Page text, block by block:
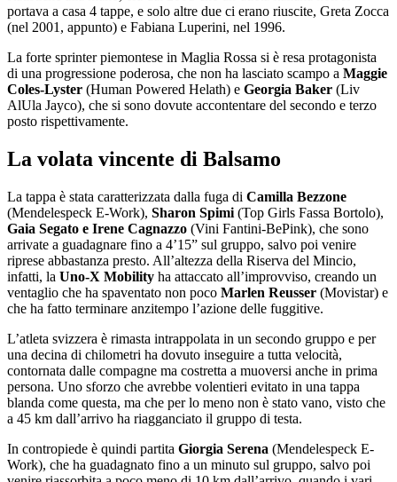
portava a casa 4 tappe, e solo altre due ci erano riuscite, Greta Zocca
(nel 2001, appunto) e Fabiana Luperini, nel 1996.
La forte sprinter piemontese in Maglia Rossa si è resa protagonista
di una progressione poderosa, che non ha lasciato scampo a Maggie
Coles-Lyster (Human Powered Helath) e Georgia Baker (Liv
AlUla Jayco), che si sono dovute accontentare del secondo e terzo
posto rispettivamente.
La volata vincente di Balsamo
La tappa è stata caratterizzata dalla fuga di Camilla Bezzone
(Mendelespeck E-Work), Sharon Spimi (Top Girls Fassa Bortolo),
Gaia Segato e Irene Cagnazzo (Vini Fantini-BePink), che sono
arrivate a guadagnare fino a 4’15” sul gruppo, salvo poi venire
riprese abbastanza presto. All’altezza della Riserva del Mincio,
infatti, la Uno-X Mobility ha attaccato all’improvviso, creando un
ventaglio che ha spaventato non poco Marlen Reusser (Movistar) e
che ha fatto terminare anzitempo l’azione delle fuggitive.
L’atleta svizzera è rimasta intrappolata in un secondo gruppo e per
una decina di chilometri ha dovuto inseguire a tutta velocità,
contornata dalle compagne ma costretta a muoversi anche in prima
persona. Uno sforzo che avrebbe volentieri evitato in una tappa
blanda come questa, ma che per lo meno non è stato vano, visto che
a 45 km dall’arrivo ha riagganciato il gruppo di testa.
In contropiede è quindi partita Giorgia Serena (Mendelespeck E-
Work), che ha guadagnato fino a un minuto sul gruppo, salvo poi